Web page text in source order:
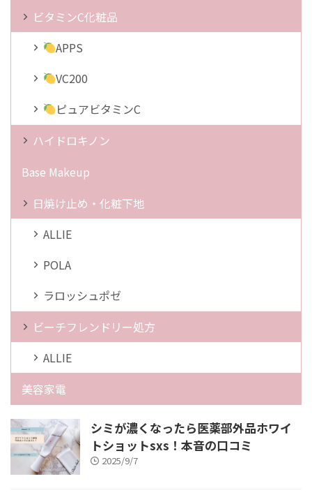
ビタミンC化粧品
APPS
VC200
ピュアビタミンC
ハイドロキノン
Base Makeup
日焼け止め・化粧下地
ALLIE
POLA
ラロッシュポゼ
ビーチフレンドリー処方
ALLIE
美容家電
シミが濃くなったら医薬部外品ホワイ
トショットsxs！本音の口コミ
2025/9/7